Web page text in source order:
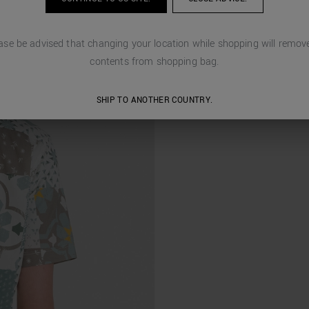
be advised that changing your location while shopping will
contents from shopping bag.
SHIP TO ANOTHER COUNTRY.